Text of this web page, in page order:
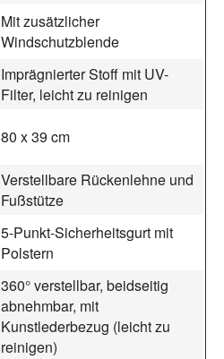
Mit zusätzlicher
Windschutzblende
Imprägnierter Stoff mit UV-
Filter, leicht zu reinigen
80 x 39 cm
Verstellbare Rückenlehne und
Fußstütze
5-Punkt-Sicherheitsgurt mit
Polstern
360° verstellbar, beidseitig
abnehmbar, mit
Kunstlederbezug (leicht zu
reinigen)